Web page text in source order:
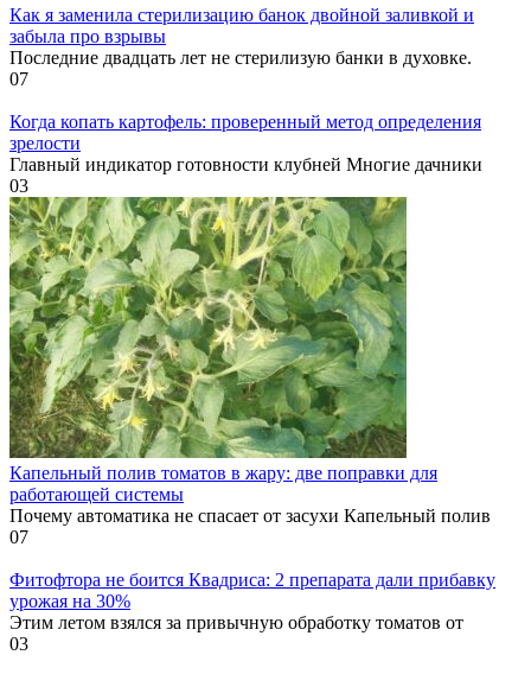
Как я заменила стерилизацию банок двойной заливкой и
забыла про взрывы
Последние двадцать лет не стерилизую банки в духовке.
07
Когда копать картофель: проверенный метод определения
зрелости
Главный индикатор готовности клубней Многие дачники
03
Капельный полив томатов в жару: две поправки для
работающей системы
Почему автоматика не спасает от засухи Капельный полив
07
Фитофтора не боится Квадриса: 2 препарата дали прибавку
урожая на 30%
Этим летом взялся за привычную обработку томатов от
03